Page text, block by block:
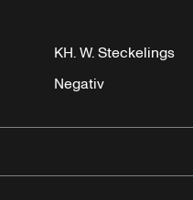
KH. W. Steckelings
Negativ